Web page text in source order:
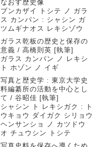
なおす歴史像
ブンカザイ トシテ ノ ガラ
ス カンパン : シャシン ガ
ツムギナオス レキシゾウ
ガラス乾板の歴史と保存の
意義 / 高橋則英 [執筆]
ガラス カンパン ノ レキシ
ト ホゾン ノ イギ
写真と歴史学 : 東京大学史
料編纂所の活動を中心とし
て / 谷昭佳 [執筆]
シャシン ト レキシガク : ト
ウキョウ ダイガク シリョウ
ヘンサンショ ノ カツドウ
オ チュウシン トシテ